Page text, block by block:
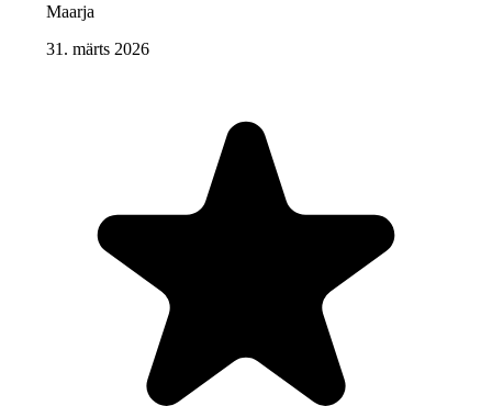
Maarja
31. märts 2026